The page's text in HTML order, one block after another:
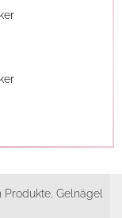
Gelnägel